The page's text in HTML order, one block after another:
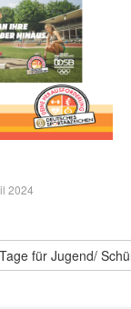
2024
für Jugend/